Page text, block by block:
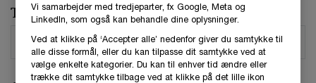
Telefonnummer
Vi samarbejder med tredjeparter, fx Google, Meta og
LinkedIn, som også kan behandle dine oplysninger.
Ved at klikke på ‘Accepter alle’ nedenfor giver du samtykke til
alle disse formål, eller du kan tilpasse dit samtykke ved at
vælge enkelte kategorier. Du kan til enhver tid ændre eller
trække dit samtykke tilbage ved at klikke på det lille ikon